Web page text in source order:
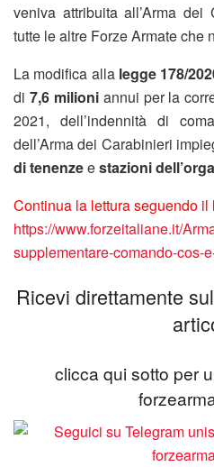
veniva attribuita all’Arma
tutte le altre Forze Armate che
La modifica alla legge 178/
di 7,6 milioniannui per la
2021, dell’indennità di
dell’Arma dei Carabinieri
di tenenzeestazioni
Continua la lettura seguendo il
https://www.forzeitaliane.it/
supplementare-comando-cos-
Ricevi direttamente
clicca qui sotto per